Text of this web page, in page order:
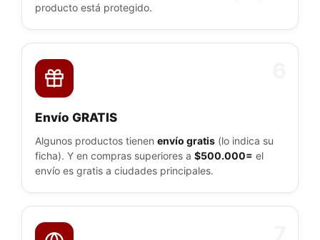
producto está protegido.
Envío GRATIS
Algunos productos tienen envío gratis (lo indica su
ficha). Y en compras superiores a $500.000= el
envío es gratis a ciudades principales.